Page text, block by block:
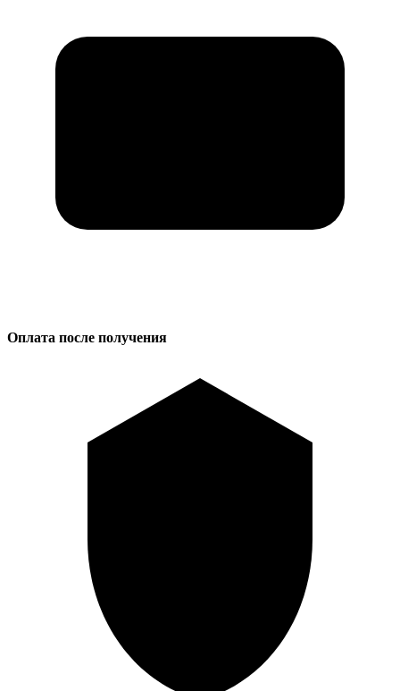
Оплата после получения